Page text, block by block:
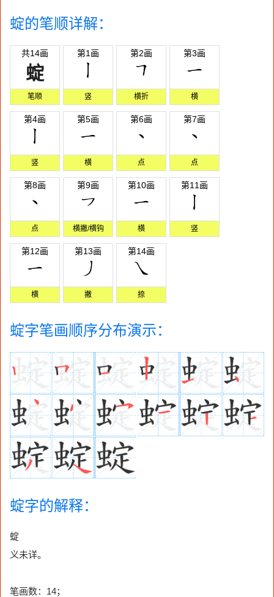
蝊的笔顺详解：
共14画
蝊
笔顺
第1画
竖
第2画
横折
第3画
横
第4画
竖
第5画
横
第6画
点
第7画
点
第8画
点
第9画
横撇/横钩
第10画
横
第11画
竖
第12画
横
第13画
撇
第14画
捺
蝊字笔画顺序分布演示：
蝊字的解释：
蝊
义未详。
笔画数：14；